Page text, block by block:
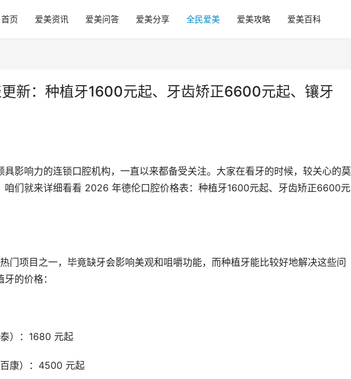
首页 爱美资讯 爱美问答 爱美分享 全民爱美 爱美攻略 爱美百科
新：种植牙1600元起、牙齿矫正6600元起、镶牙
影响力的连锁口腔机构，一直以来都备受关注。大家在看牙的时候，较关心的莫
咱们就来详细看看 2026 年德伦口腔价格表：种植牙1600元起、牙齿矫正6600元
的价格：
）：1680 元起
康）：4500 元起